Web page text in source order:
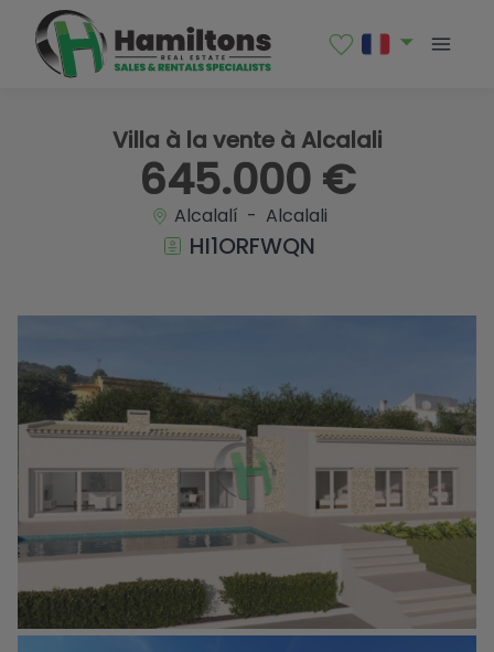
Villa à la vente à Alcalali
645.000 €
Alcalalí - Alcalali
HI1ORFWQN
1 / 6